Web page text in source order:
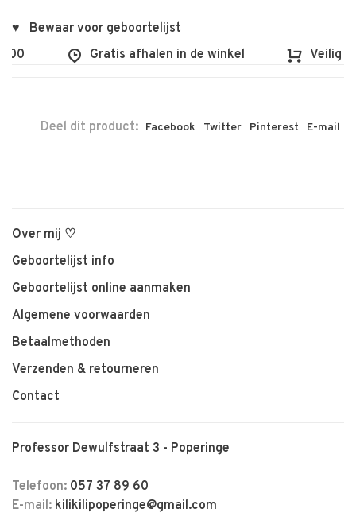
♥ Bewaar voor geboortelijst
Gratis afhalen in de winkel Veilig
Deel dit product: Facebook Twitter Pinterest E-mail
Over mij ♡
Geboortelijst info
Geboortelijst online aanmaken
Algemene voorwaarden
Betaalmethoden
Verzenden & retourneren
Contact
Professor Dewulfstraat 3 - Poperinge
Telefoon: 057 37 89 60
E-mail: kilikilipoperinge@gmail.com